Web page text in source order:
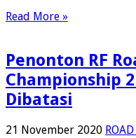
Read More »
Penonton RF
Championship
Dibatasi
21 November 2020